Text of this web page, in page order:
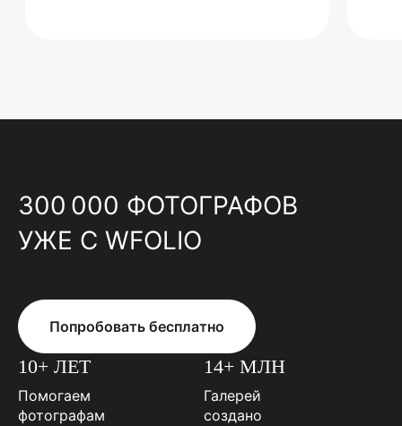
300 000 ФОТОГРАФОВ
УЖЕ С WFOLIO
Попробовать бесплатно
10+ ЛЕТ
Помогаем
фотографам
14+ МЛН
Галерей
создано